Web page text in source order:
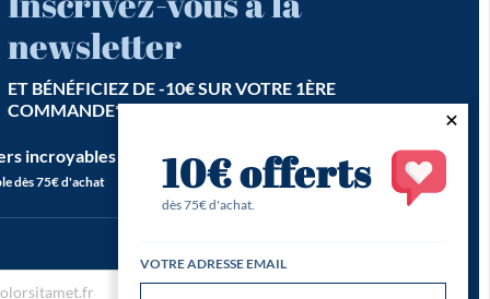
newsletter
ET BÉNÉFICIEZ DE -10€ SUR VOTRE 1ÈRE
COMMANDE*
incroyables est notre seconde vocation !
dès 75€ d'achat
S’inscrire
10€ offerts
dès 75€ d'achat.
VOTRE ADRESSE EMAIL